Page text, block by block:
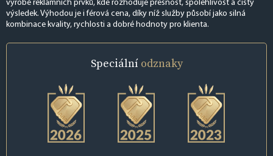
výrobě reklamních prvků, kde rozhoduje přesnost, spolehlivost a čistý
výsledek. Výhodou je i férová cena, díky níž služby působí jako silná
kombinace kvality, rychlosti a dobré hodnoty pro klienta.
Speciální odznaky